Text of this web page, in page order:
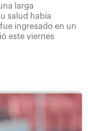
larga
salud había
ingresado en un
este viernes